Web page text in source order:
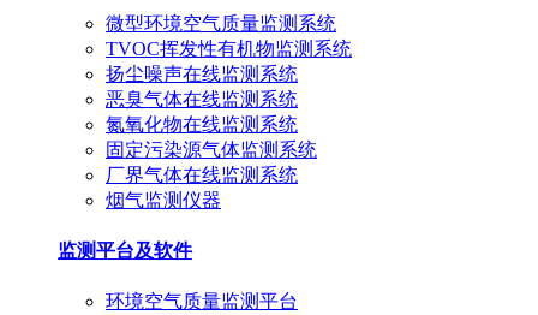
微型环境空气质量监测系统
TVOC挥发性有机物监测系统
扬尘噪声在线监测系统
恶臭气体在线监测系统
氮氧化物在线监测系统
固定污染源气体监测系统
厂界气体在线监测系统
烟气监测仪器
监测平台及软件
环境空气质量监测平台